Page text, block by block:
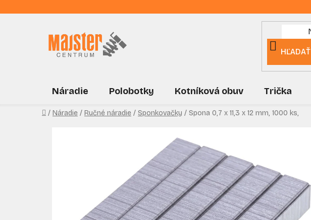
na
HĽADAŤ
Náradie Polobotky Kotníková obuv Trička
Domov
/ Náradie / Ručné náradie / Sponkovačky / Spona 0,7 x 11,3 x 12 mm, 1000 ks,